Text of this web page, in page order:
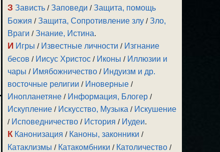
З Зависть /Заповеди /Защита, помощь
Божия /Защита, Сопротивление злу /Зло,
Враги /Знание, Истина.
И Игры / Известные личности / Изгнание
бесов / Иисус Христос / Иконы / Иллюзии и
чары / Имябожничество / Индуизм и др.
восточные религии / Иноверные /
Инопланетяне / Информация, Блогер /
Искупление / Искусство, Музыка / Искушение
/ Исповедничество / История / Иудеи.
К Канонизация / Каноны, законники /
Катаклизмы / Катакомбники / Католичество /